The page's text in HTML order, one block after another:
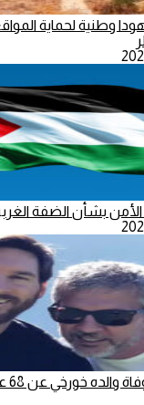
وطنية لحماية المواقع
بشأن الضفة الغربية